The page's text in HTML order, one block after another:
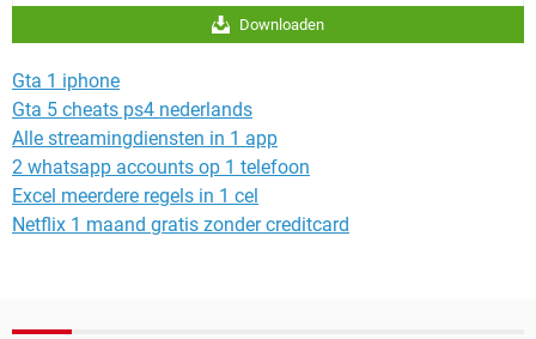
Downloaden
Gta 1 iphone
Gta 5 cheats ps4 nederlands
Alle streamingdiensten in 1 app
2 whatsapp accounts op 1 telefoon
Excel meerdere regels in 1 cel
Netflix 1 maand gratis zonder creditcard